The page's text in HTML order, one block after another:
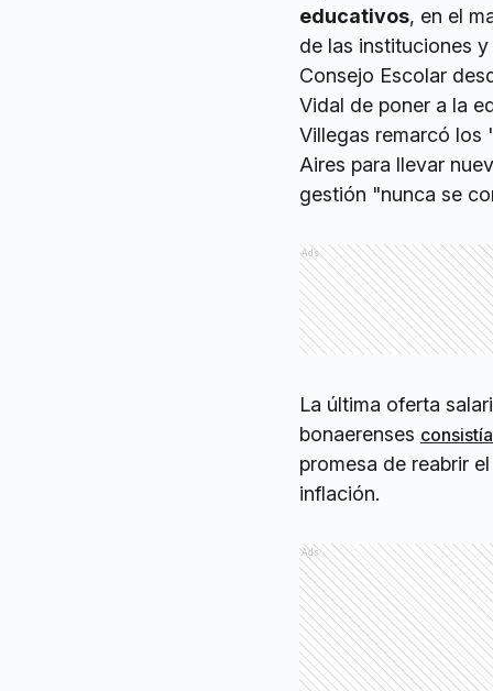
educativos, en el
de las instituciones
Consejo Escolar
Vidal de poner a la
Villegas remarcó los
Aires para llevar
gestión "nunca se
Ads
La última oferta
bonaerenses
promesa de reabrir
inflación.
Ads